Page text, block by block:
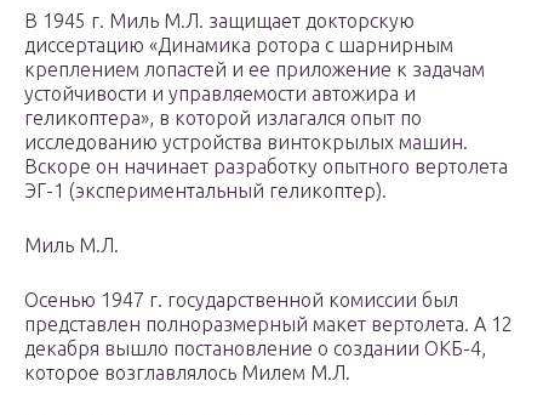
В 1945 г. Миль М.Л. защищает докторскую
диссертацию «Динамика ротора с шарнирным
креплением лопастей и ее приложение к задачам
устойчивости и управляемости автожира и
геликоптера», в которой излагался опыт по
исследованию устройства винтокрылых машин.
Вскоре он начинает разработку опытного вертолета
ЭГ-1 (экспериментальный геликоптер).
Миль М.Л.
Осенью 1947 г. государственной комиссии был
представлен полноразмерный макет вертолета. А 12
декабря вышло постановление о создании ОКБ-4,
которое возглавлялось Милем М.Л.